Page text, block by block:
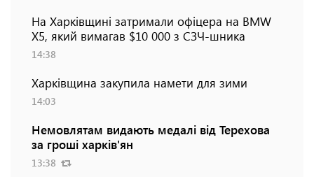
На Харківщині затримали офіцера на BMW
Х5, який вимагав $10 000 з СЗЧ-шника
14:38
Харківщина закупила намети для зими
14:03
Немовлятам видають медалі від Терехова
за гроші харків'ян
13:38